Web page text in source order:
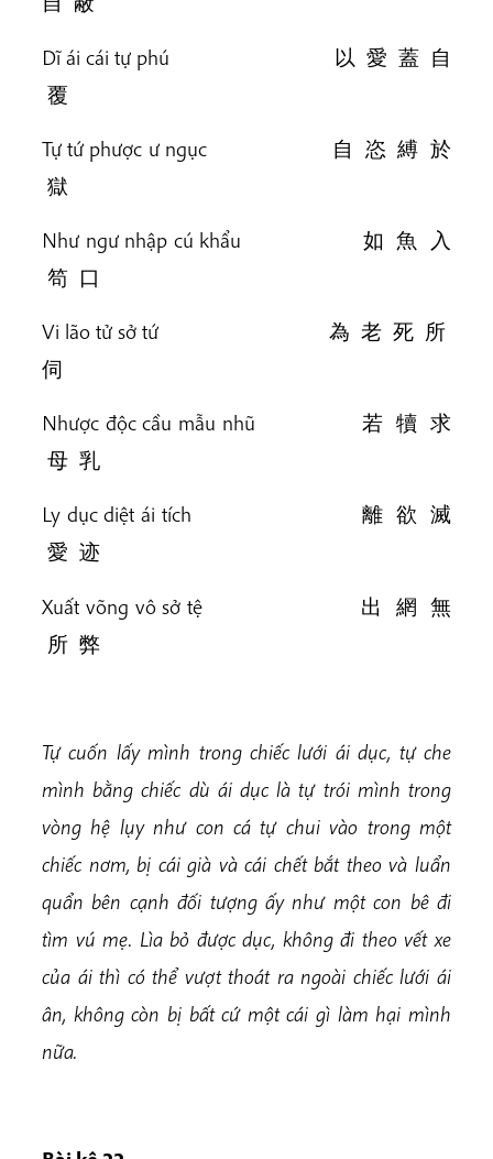
Dĩ ái cái tự phú 以 愛 蓋 自
覆
Tự tứ phược ư ngục 自 恣 縛 於
獄
Như ngư nhập cú khẩu 如 魚 入
笱 口
Vi lão tử sở tứ 為 老 死 所
伺
Nhược độc cầu mẫu nhũ 若 犢 求
母 乳
Ly dục diệt ái tích 離 欲 滅
愛 迹
Xuất võng vô sở tệ 出 網 無
所 弊
Tự cuốn lấy mình trong chiếc lưới ái dục, tự che
mình bằng chiếc dù ái dục là tự trói mình trong
vòng hệ lụy như con cá tự chui vào trong một
chiếc nơm, bị cái già và cái chết bắt theo và luẩn
quẩn bên cạnh đối tượng ấy như một con bê đi
tìm vú mẹ. Lìa bỏ được dục, không đi theo vết xe
của ái thì có thể vượt thoát ra ngoài chiếc lưới ái
ân, không còn bị bất cứ một cái gì làm hại mình
nữa.